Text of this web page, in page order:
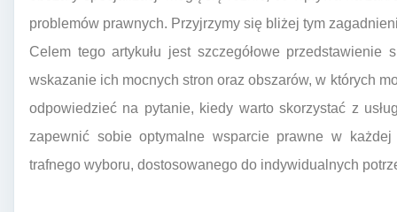
problemów prawnych. Przyjrzymy się bliżej tym
Celem tego artykułu jest szczegółowe
wskazanie ich mocnych stron oraz obszarów, w których
odpowiedzieć na pytanie, kiedy warto skorzystać z
zapewnić sobie optymalne wsparcie prawne w
trafnego wyboru, dostosowanego do indywidualnych